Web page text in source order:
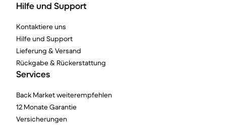
Hilfe und Support
Kontaktiere uns
Hilfe und Support
Lieferung & Versand
Rückgabe & Rückerstattung
Services
Back Market weiterempfehlen
12 Monate Garantie
Versicherungen